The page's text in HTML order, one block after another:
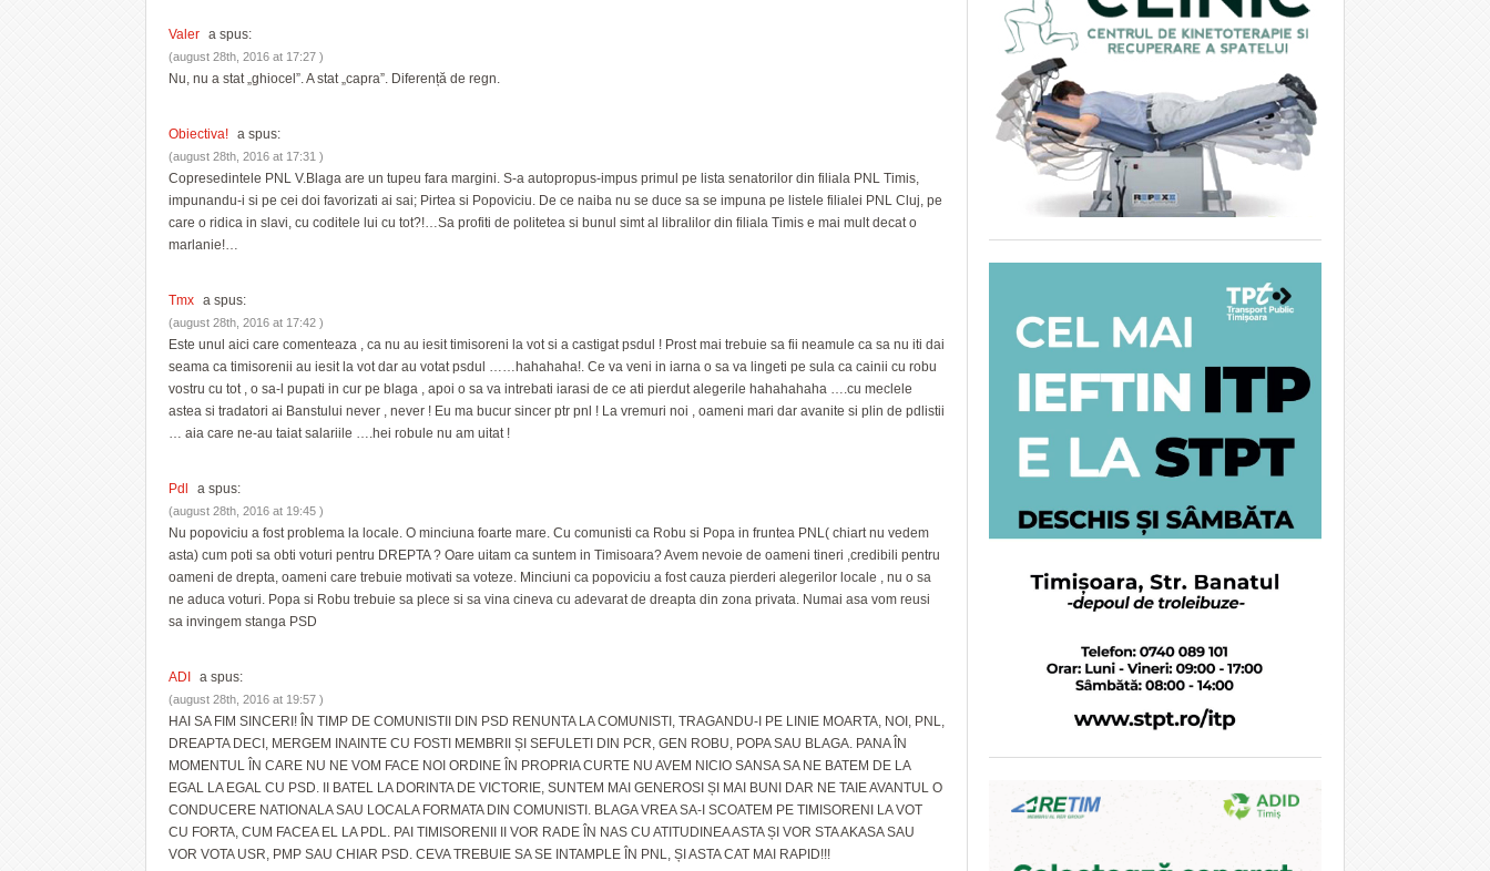
Valer a spus:
(august 28th, 2016 at 17:27 )
Nu, nu a stat „ghiocel”. A stat „capra”. Diferență de regn.
Obiectiva! a spus:
(august 28th, 2016 at 17:31 )
Copresedintele PNL V.Blaga are un tupeu fara margini. S-a autopropus-impus primul pe lista senatorilor din filiala PNL Timis,
impunandu-i si pe cei doi favorizati ai sai; Pirtea si Popoviciu. De ce naiba nu se duce sa se impuna pe listele filialei PNL Cluj, pe
care o ridica in slavi, cu coditele lui cu tot?!…Sa profiti de politetea si bunul simt al libralilor din filiala Timis e mai mult decat o
marlanie!…
Tmx a spus:
(august 28th, 2016 at 17:42 )
Este unul aici care comenteaza , ca nu au iesit timisoreni la vot si a castigat psdul ! Prost mai trebuie sa fii neamule ca sa nu iti dai
seama ca timisorenii au iesit la vot dar au votat psdul ……hahahaha!. Ce va veni in iarna o sa va lingeti pe sula ca cainii cu robu
vostru cu tot , o sa-l pupati in cur pe blaga , apoi o sa va intrebati iarasi de ce ati pierdut alegerile hahahahaha ….cu meclele
astea si tradatori ai Banstului never , never ! Eu ma bucur sincer ptr pnl ! La vremuri noi , oameni mari dar avanite si plin de pdlistii
… aia care ne-au taiat salariile ….hei robule nu am uitat !
Pdl a spus:
(august 28th, 2016 at 19:45 )
Nu popoviciu a fost problema la locale. O minciuna foarte mare. Cu comunisti ca Robu si Popa in fruntea PNL( chiart nu vedem
asta) cum poti sa obti voturi pentru DREPTA ? Oare uitam ca suntem in Timisoara? Avem nevoie de oameni tineri ,credibili pentru
oameni de drepta, oameni care trebuie motivati sa voteze. Minciuni ca popoviciu a fost cauza pierderi alegerilor locale , nu o sa
ne aduca voturi. Popa si Robu trebuie sa plece si sa vina cineva cu adevarat de dreapta din zona privata. Numai asa vom reusi
sa invingem stanga PSD
ADI a spus:
(august 28th, 2016 at 19:57 )
HAI SA FIM SINCERI! ÎN TIMP DE COMUNISTII DIN PSD RENUNTA LA COMUNISTI, TRAGANDU-I PE LINIE MOARTA, NOI, PNL,
DREAPTA DECI, MERGEM INAINTE CU FOSTI MEMBRII ȘI SEFULETI DIN PCR, GEN ROBU, POPA SAU BLAGA. PANA ÎN
MOMENTUL ÎN CARE NU NE VOM FACE NOI ORDINE ÎN PROPRIA CURTE NU AVEM NICIO SANSA SA NE BATEM DE LA
EGAL LA EGAL CU PSD. II BATEL LA DORINTA DE VICTORIE, SUNTEM MAI GENEROSI ȘI MAI BUNI DAR NE TAIE AVANTUL O
CONDUCERE NATIONALA SAU LOCALA FORMATA DIN COMUNISTI. BLAGA VREA SA-I SCOATEM PE TIMISORENI LA VOT
CU FORTA, CUM FACEA EL LA PDL. PAI TIMISORENII II VOR RADE ÎN NAS CU ATITUDINEA ASTA ȘI VOR STA AKASA SAU
VOR VOTA USR, PMP SAU CHIAR PSD. CEVA TREBUIE SA SE INTAMPLE ÎN PNL, ȘI ASTA CAT MAI RAPID!!!